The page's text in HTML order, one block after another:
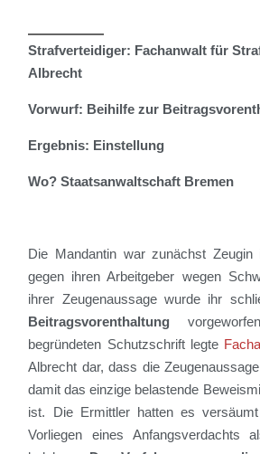
Strafverteidiger: Fachanwalt für
Albrecht
Vorwurf: Beihilfe zur
Ergebnis: Einstellung
Wo? Staatsanwaltschaft Bremen
Die Mandantinwar zunächst Zeugin
gegen ihren Arbeitgeber wegen
ihrer Zeugenaussage wurde ihr
Beitragsvorenthaltung
begründeten Schutzschrift legte
Albrecht dar, dass die
damit das einzige belastende
ist. Die Ermittler hatten es
Vorliegen eines Anfangsverdachts